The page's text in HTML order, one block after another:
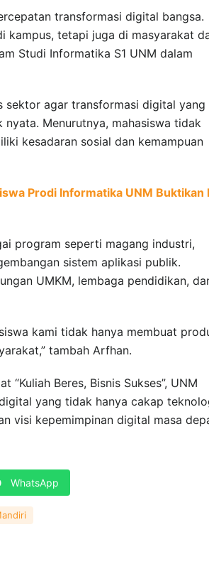
transformasi digital bangsa.
kampus, tetapi juga di masyarakat
Studi Informatika S1 UNM dalam
sektor agar transformasi digital yang
Menurutnya, mahasiswa tidak
kesadaran sosial dan kemampuan
Prodi Informatika UNM Buktikan
program seperti magang industri,
sistem aplikasi publik.
UMKM, lembaga pendidikan,
kami tidak hanya membuat
tambah Arfhan.
“Kuliah Beres, Bisnis Sukses”, UNM
yang tidak hanya cakap
visi kepemimpinan digital masa
WhatsApp